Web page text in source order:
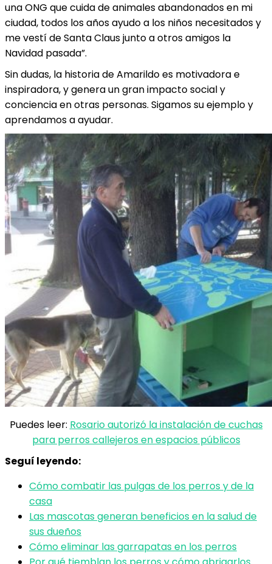
una ONG que cuida de animales abandonados en mi
ciudad, todos los años ayudo a los niños necesitados y
me vestí de Santa Claus junto a otros amigos la
Navidad pasada”.
Sin dudas, la historia de Amarildo es motivadora e
inspiradora, y genera un gran impacto social y
conciencia en otras personas. Sigamos su ejemplo y
aprendamos a ayudar.
Puedes leer: Rosario autorizó la instalación de cuchas
para perros callejeros en espacios públicos
Seguí leyendo:
Cómo combatir las pulgas de los perros y de la
casa
Las mascotas generan beneficios en la salud de
sus dueños
Cómo eliminar las garrapatas en los perros